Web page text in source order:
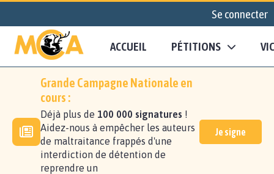
Se connecter
ACCUEIL PÉTITIONS
Grande Campagne Nationale en
cours :
Déjà plus de 100 000 signatures !
Aidez-nous à empêcher les auteurs
de maltraitance frappés d'une
interdiction de détention de
reprendre un
Je signe